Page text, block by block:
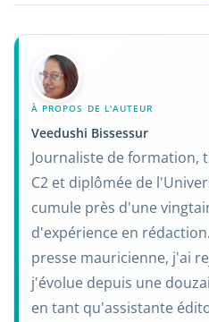
À PROPOS DE L'AUTEUR
Veedushi Bissessur
Journaliste de formation,
C2 et diplômée de
cumule près d'une
d'expérience en
presse mauricienne, j'ai
j'évolue depuis une
en tant qu'assistante